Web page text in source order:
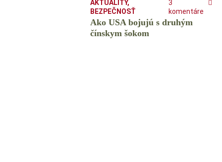
AKTUALITY,
BEZPEČNOSŤ
3
komentáre
Ako USA bojujú s druhým
čínskym šokom